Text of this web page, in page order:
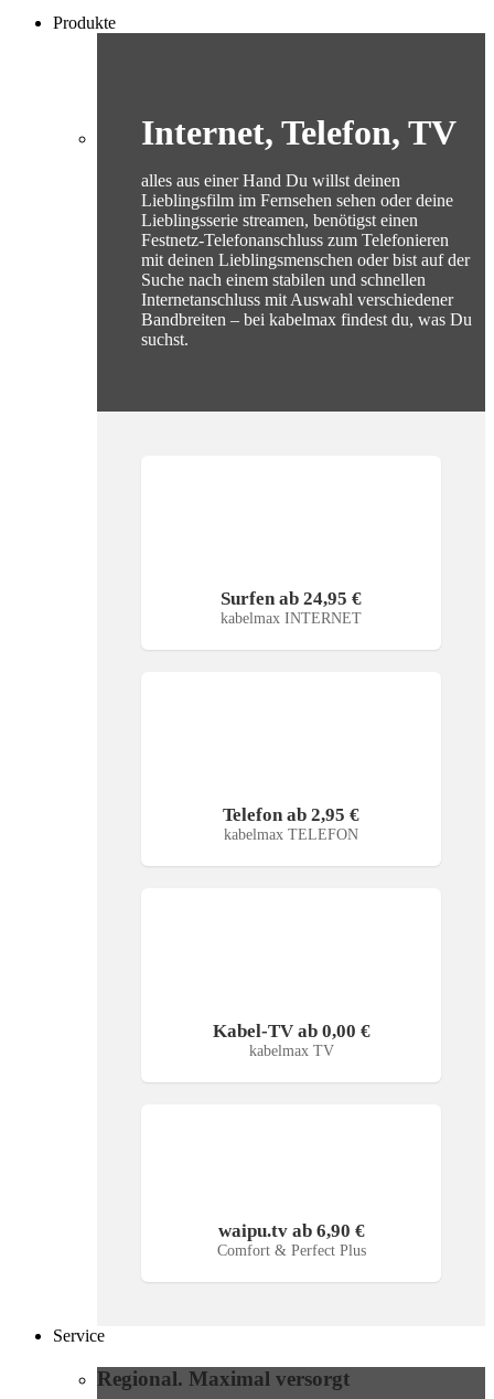
Produkte
Internet, Telefon, TV
alles aus einer Hand Du willst deinen
Lieblingsfilm im Fernsehen sehen oder deine
Lieblingsserie streamen, benötigst einen
Festnetz-Telefonanschluss zum Telefonieren
mit deinen Lieblingsmenschen oder bist auf der
Suche nach einem stabilen und schnellen
Internetanschluss mit Auswahl verschiedener
Bandbreiten – bei kabelmax findest du, was Du
suchst.
Surfen ab 24,95 €
kabelmax INTERNET
Telefon ab 2,95 €
kabelmax TELEFON
Kabel-TV ab 0,00 €
kabelmax TV
waipu.tv ab 6,90 €
Comfort & Perfect Plus
Service
Regional. Maximal versorgt